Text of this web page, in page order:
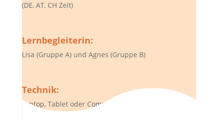
(DE, AT, CH Zeit)
Lernbegleiterin:
Lisa (Gruppe A) und Agnes (Gruppe B)
Technik:
Laptop, Tablet oder Computer mit Internetzugang,